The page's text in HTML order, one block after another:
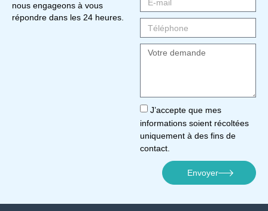
nous engageons à vous
répondre dans les 24 heures.
J’accepte que mes
informations soient récoltées
uniquement à des fins de
contact.
Envoyer